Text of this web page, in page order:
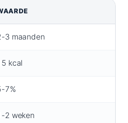
3 maanden
kcal
7%
2 weken